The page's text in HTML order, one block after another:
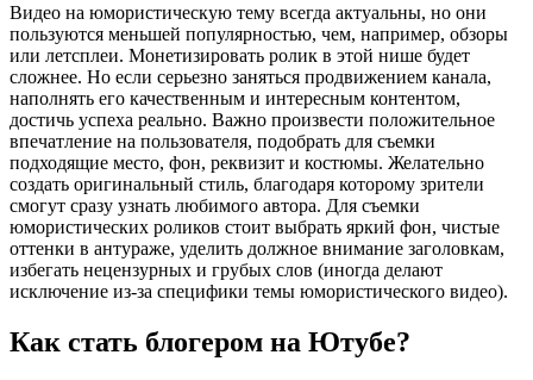
Видео на юмористическую тему всегда актуальны, но они
пользуются меньшей популярностью, чем, например, обзоры
или летсплеи. Монетизировать ролик в этой нише будет
сложнее. Но если серьезно заняться продвижением канала,
наполнять его качественным и интересным контентом,
достичь успеха реально. Важно произвести положительное
впечатление на пользователя, подобрать для съемки
подходящие место, фон, реквизит и костюмы. Желательно
создать оригинальный стиль, благодаря которому зрители
смогут сразу узнать любимого автора. Для съемки
юмористических роликов стоит выбрать яркий фон, чистые
оттенки в антураже, уделить должное внимание заголовкам,
избегать нецензурных и грубых слов (иногда делают
исключение из-за специфики темы юмористического видео).
Как стать блогером на Ютубе?